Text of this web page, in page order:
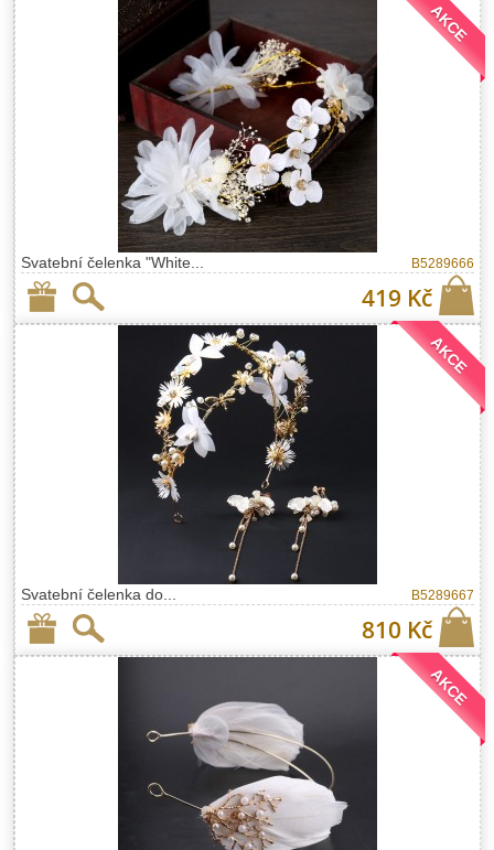
Svatební čelenka "White... B5289666
419 Kč
AKCE
Svatební čelenka do... B5289667
810 Kč
AKCE
AKCE